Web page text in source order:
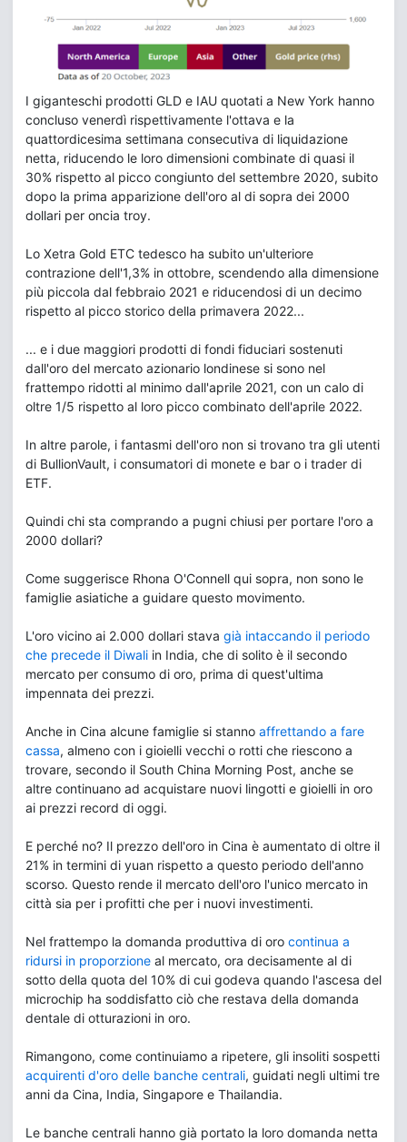
I giganteschi prodotti GLD e IAU quotati a New York hanno
concluso venerdì rispettivamente l'ottava e la
quattordicesima settimana consecutiva di liquidazione
netta, riducendo le loro dimensioni combinate di quasi il
30% rispetto al picco congiunto del settembre 2020, subito
dopo la prima apparizione dell'oro al di sopra dei 2000
dollari per oncia troy.
Lo Xetra Gold ETC tedesco ha subito un'ulteriore
contrazione dell'1,3% in ottobre, scendendo alla dimensione
più piccola dal febbraio 2021 e riducendosi di un decimo
rispetto al picco storico della primavera 2022...
... e i due maggiori prodotti di fondi fiduciari sostenuti
dall'oro del mercato azionario londinese si sono nel
frattempo ridotti al minimo dall'aprile 2021, con un calo di
oltre 1/5 rispetto al loro picco combinato dell'aprile 2022.
In altre parole, i fantasmi dell'oro non si trovano tra gli utenti
di BullionVault, i consumatori di monete e bar o i trader di
ETF.
Quindi chi sta comprando a pugni chiusi per portare l'oro a
2000 dollari?
Come suggerisce Rhona O'Connell qui sopra, non sono le
famiglie asiatiche a guidare questo movimento.
L'oro vicino ai 2.000 dollari stava già intaccando il periodo
che precede il Diwali in India, che di solito è il secondo
mercato per consumo di oro, prima di quest'ultima
impennata dei prezzi.
Anche in Cina alcune famiglie si stanno affrettando a fare
cassa, almeno con i gioielli vecchi o rotti che riescono a
trovare, secondo il South China Morning Post, anche se
altre continuano ad acquistare nuovi lingotti e gioielli in oro
ai prezzi record di oggi.
E perché no? Il prezzo dell'oro in Cina è aumentato di oltre il
21% in termini di yuan rispetto a questo periodo dell'anno
scorso. Questo rende il mercato dell'oro l'unico mercato in
città sia per i profitti che per i nuovi investimenti.
Nel frattempo la domanda produttiva di oro continua a
ridursi in proporzione al mercato, ora decisamente al di
sotto della quota del 10% di cui godeva quando l'ascesa del
microchip ha soddisfatto ciò che restava della domanda
dentale di otturazioni in oro.
Rimangono, come continuiamo a ripetere, gli insoliti sospetti
acquirenti d'oro delle banche centrali, guidati negli ultimi tre
anni da Cina, India, Singapore e Thailandia.
Le banche centrali hanno già portato la loro domanda netta